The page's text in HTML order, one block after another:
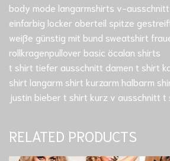
body mode langarmshirts v-ausschnitt
einfarbig locker oberteil spitze
weiße günstig mit bund sweatshirt
rollkragenpullover basic öcalan shirts
t shirt tiefer ausschnitt damen t shirt
shirt langarm shirt kurzarm halbarm
justin bieber t shirt kurz v ausschnitt
RELATED PRODUCTS